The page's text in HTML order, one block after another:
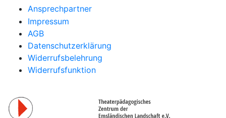
Ansprechpartner
Impressum
AGB
Datenschutzerklärung
Widerrufsbelehrung
Widerrufsfunktion